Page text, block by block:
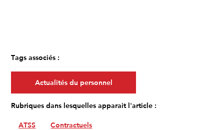
Tags associés :
Actualités du personnel
Rubriques dans lesquelles apparait l'article :
ATSS Contractuels